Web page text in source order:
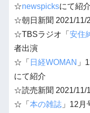
☆newspicksにて紹
☆朝日新聞 2021/11/
☆TBSラジオ「 安住
者出演
☆「 日経WOMAN 」
にて紹介
☆読売新聞 2021/11/
☆「 本の雑誌」12月